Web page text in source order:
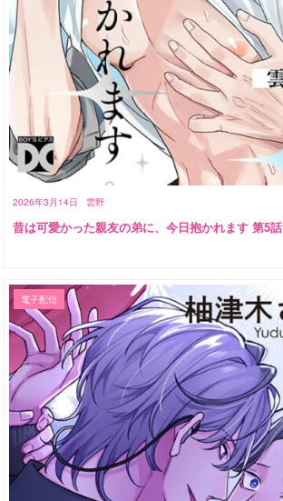
2026年3月14日 雲野
昔は可愛かった親友の弟に、今日抱かれます 第5話
電子配信